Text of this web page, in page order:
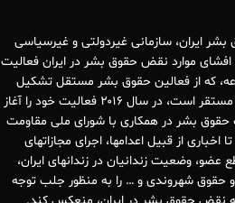
بشر ایران، سازمانی غیردولتی و غیرسیاسی
موارد نقض حقوق بشر در ایران فعالیت
که از فعالین حقوق بشر مستقل تشکیل
شده و در فرانسه مستقر است، در سال ۲۰۱۶ فعالیت خود را آغاز
حقوق بشر در همکاری با شورای ملی مقاومت
اخباری از قبیل اعدامها، اجرای مجازاتهای
عضو، وضعیت زندانیان در زندانهای ایران،
حقوق شهروندی و … را به منظور جلب توجه